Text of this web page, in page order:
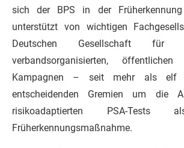
sich der BPS in der
unterstützt von wichtigen
Deutschen Gesellschaft für
verbandsorganisierten, öffentlichen
Kampagnen – seit mehr als elf
entscheidenden Gremien um die
risikoadaptierten PSA-Tests
Früherkennungsmaßnahme.